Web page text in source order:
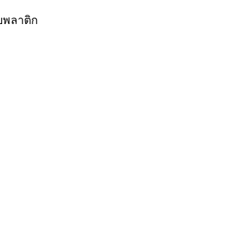
พลาติก